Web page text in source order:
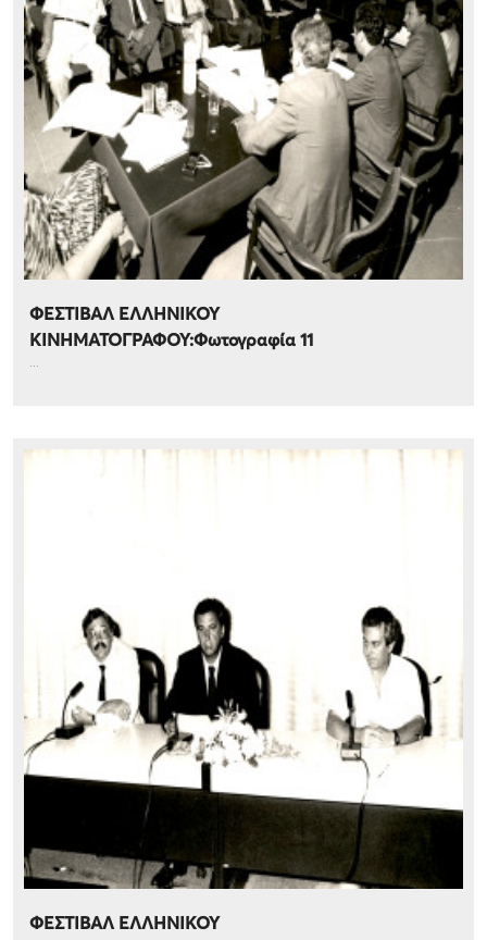
ΦΕΣΤΙΒΑΛ ΕΛΛΗΝΙΚΟΥ
ΚΙΝΗΜΑΤΟΓΡΑΦΟΥ:Φωτογραφία 11
...
ΦΕΣΤΙΒΑΛ ΕΛΛΗΝΙΚΟΥ